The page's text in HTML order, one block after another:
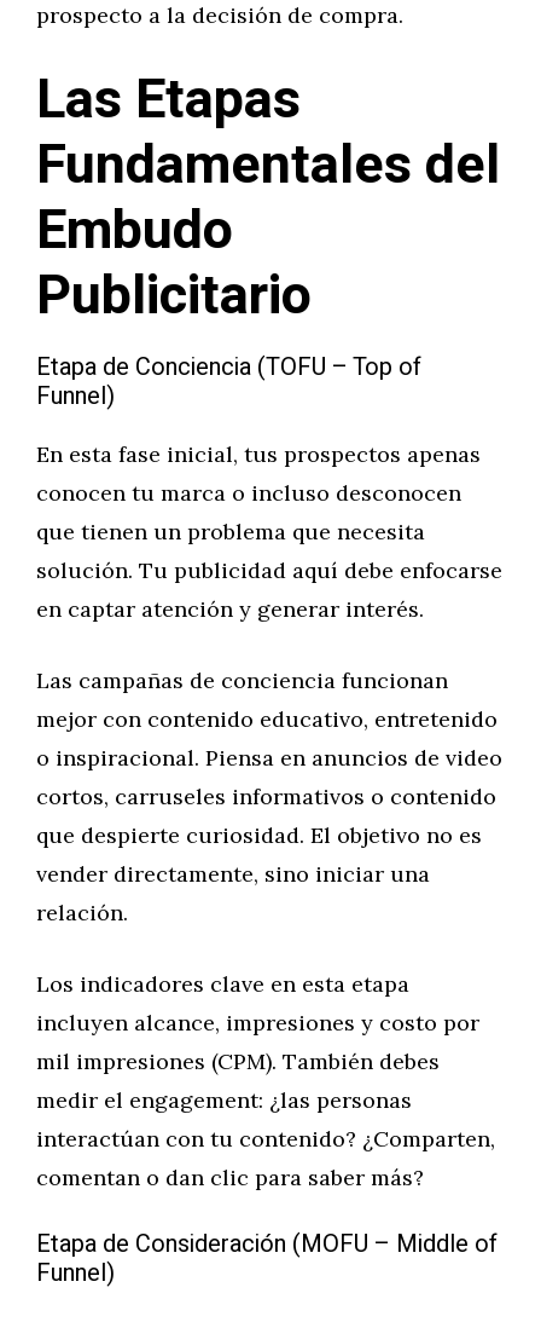
prospecto a la decisión de compra.
Las Etapas
Fundamentales del
Embudo
Publicitario
Etapa de Conciencia (TOFU – Top of
Funnel)
En esta fase inicial, tus prospectos apenas
conocen tu marca o incluso desconocen
que tienen un problema que necesita
solución. Tu publicidad aquí debe enfocarse
en captar atención y generar interés.
Las campañas de conciencia funcionan
mejor con contenido educativo, entretenido
o inspiracional. Piensa en anuncios de video
cortos, carruseles informativos o contenido
que despierte curiosidad. El objetivo no es
vender directamente, sino iniciar una
relación.
Los indicadores clave en esta etapa
incluyen alcance, impresiones y costo por
mil impresiones (CPM). También debes
medir el engagement: ¿las personas
interactúan con tu contenido? ¿Comparten,
comentan o dan clic para saber más?
Etapa de Consideración (MOFU – Middle of
Funnel)